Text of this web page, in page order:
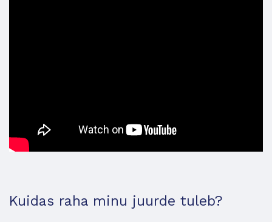
Kuidas raha minu juurde tuleb?